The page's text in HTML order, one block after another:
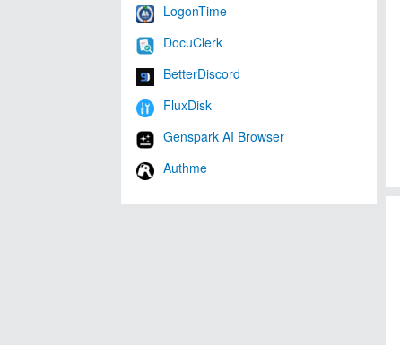
LogonTime
DocuClerk
BetterDiscord
FluxDisk
Genspark AI Browser
Authme